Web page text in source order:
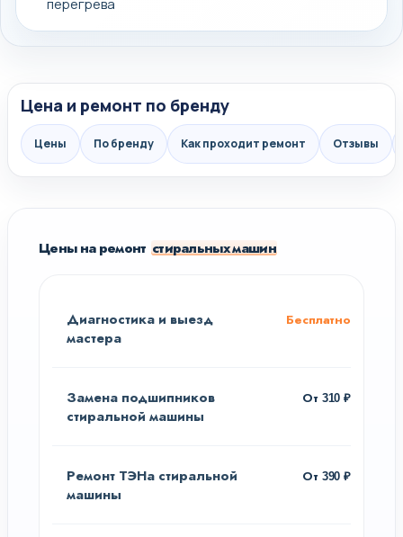
перегрева
Цена и ремонт по бренду
Цены По бренду Как проходит ремонт Отзывы
Цены на ремонт стиральных машин
Диагностика и выезд
мастера
Бесплатно
Замена подшипников
стиральной машины
От 310 ₽
Ремонт ТЭНа стиральной
машины
От 390 ₽